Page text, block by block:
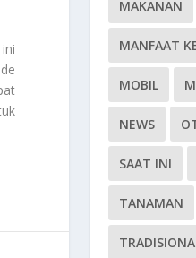
MAKANAN
MANFAAT
MOBIL
NEWS
SAAT INI
TANAMAN